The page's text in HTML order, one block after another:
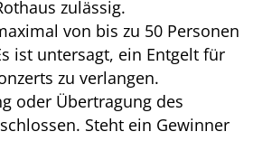
zulässig.
von bis zu 50 Personen
ist untersagt, ein Entgelt für
zu verlangen.
oder Übertragung des
Steht ein Gewinner